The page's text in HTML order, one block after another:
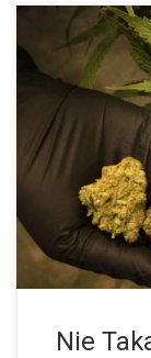
Jak pokazują
palący
którzy łączą
Nie